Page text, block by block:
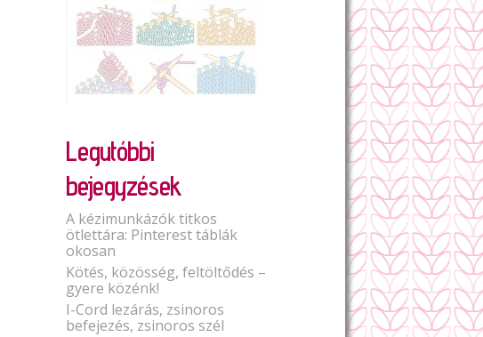
Legutóbbi
bejegyzések
A kézimunkázók titkos
ötlettára: Pinterest táblák
okosan
Kötés, közösség, feltöltődés –
gyere közénk!
I-Cord lezárás, zsinoros
befejezés, zsinoros szél